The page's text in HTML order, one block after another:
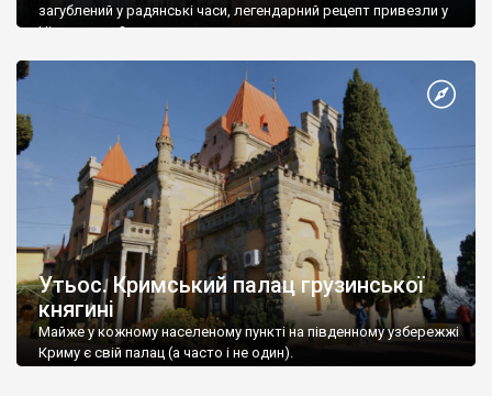
загублений у радянські часи, легендарний рецепт привезли у
Ніжин греки?
Утьос. Кримський палац грузинської
княгині
Майже у кожному населеному пункті на південному узбережжі
Криму є свій палац (а часто і не один).